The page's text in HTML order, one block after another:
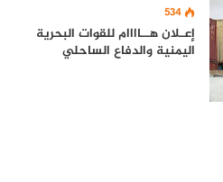
534
إعـلان هــاااام للقوات البحرية
اليمنية والدفاع الساحلي